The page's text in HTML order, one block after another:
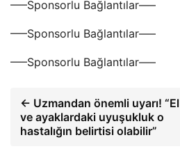
—–Sponsorlu Bağlantılar—–
—–Sponsorlu Bağlantılar—–
—–Sponsorlu Bağlantılar—–
← Uzmandan önemli uyarı! “El
ve ayaklardaki uyuşukluk o
hastalığın belirtisi olabilir”